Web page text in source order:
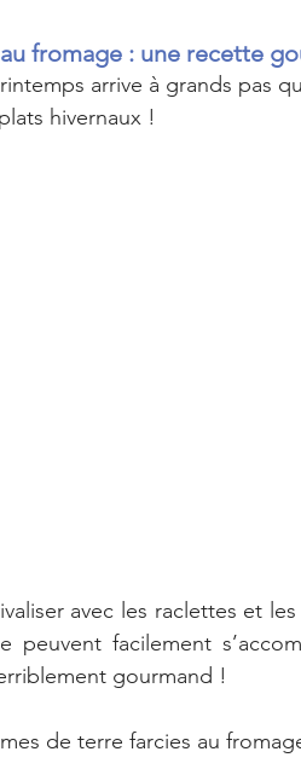
fromage : une recette
arrive à grands pas
hivernaux !
avec les raclettes et
peuvent facilement
gourmand !
de terre farcies au